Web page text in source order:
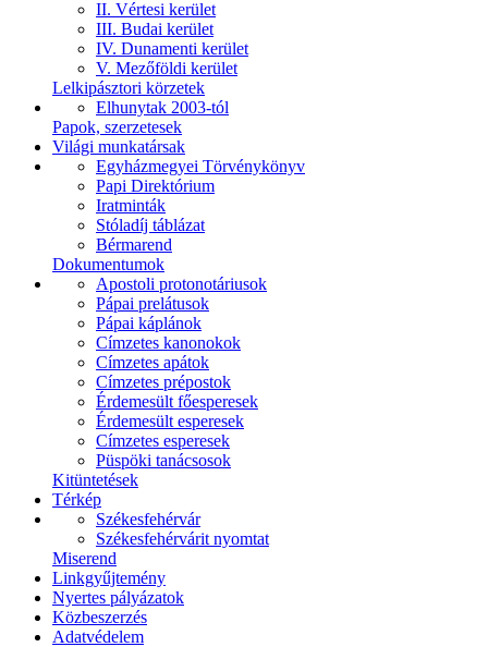
II. Vértesi kerület
III. Budai kerület
IV. Dunamenti kerület
V. Mezőföldi kerület
Lelkipásztori körzetek
Elhunytak 2003-tól
Papok, szerzetesek
Világi munkatársak
Egyházmegyei Törvénykönyv
Papi Direktórium
Iratminták
Stóladíj táblázat
Bérmarend
Dokumentumok
Apostoli protonotáriusok
Pápai prelátusok
Pápai káplánok
Címzetes kanonokok
Címzetes apátok
Címzetes prépostok
Érdemesült főesperesek
Érdemesült esperesek
Címzetes esperesek
Püspöki tanácsosok
Kitüntetések
Térkép
Székesfehérvár
Székesfehérvárit nyomtat
Miserend
Linkgyűjtemény
Nyertes pályázatok
Közbeszerzés
Adatvédelem